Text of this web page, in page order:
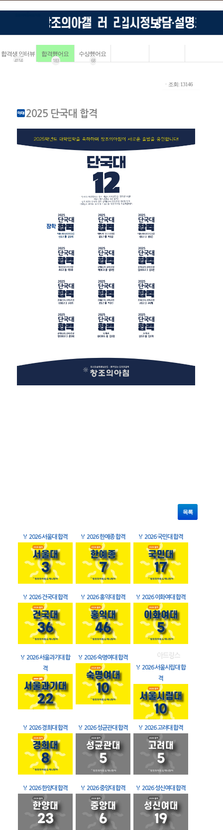
합격생 인터뷰
4114
합격했어요
183
수상했어요
68
ㆍ조회: 13146
2025 단국대 합격
목록
🏅 2026 서울대 합격 🏅 2026 한예종 합격 🏅 2026 국민대 합격
🏅 2026 건국대 합격 🏅 2026 홍익대 합격 🏅 2026 이화여대 합격
🏅 2026 서울과기대 합
격
🏅 2026 숙명여대 합격
🏅 2026 서울시립대 합
격
🏅 2026 경희대 합격 🏅 2026 성균관대 합격 🏅 2026 고려대 합격
🏅 2026 한양대 합격 🏅 2026 중앙대 합격 🏅 2026 성신여대 합격